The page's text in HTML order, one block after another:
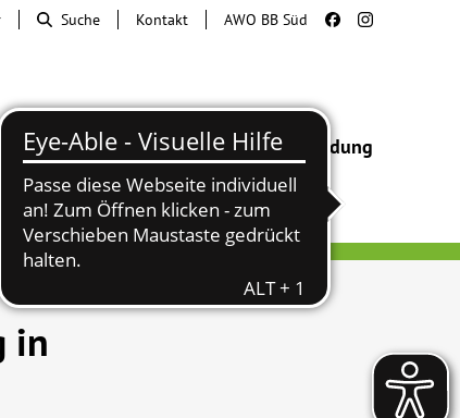
Beratung & HilfeBegegnung Bildung
Suche Kontakt AWO BB Süd
in